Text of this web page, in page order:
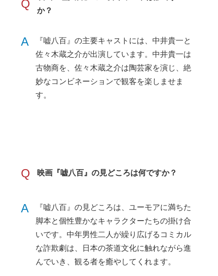
Q
か？
A
『嘘八百』の主要キャストには、中井貴一と
佐々木蔵之介が出演しています。中井貴一は
古物商を、佐々木蔵之介は陶芸家を演じ、絶
妙なコンビネーションで観客を楽しませま
す。
Q 映画『嘘八百』の見どころは何ですか？
A
『嘘八百』の見どころは、ユーモアに満ちた
脚本と個性豊かなキャラクターたちの掛け合
いです。中年男性二人が繰り広げるコミカル
な詐欺劇は、日本の茶道文化に触れながら進
んでいき、観る者を癒やしてくれます。